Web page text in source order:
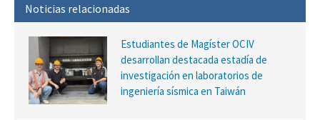
Noticias relacionadas
Estudiantes de Magíster OCIV
desarrollan destacada estadía de
investigación en laboratorios de
ingeniería sísmica en Taiwán